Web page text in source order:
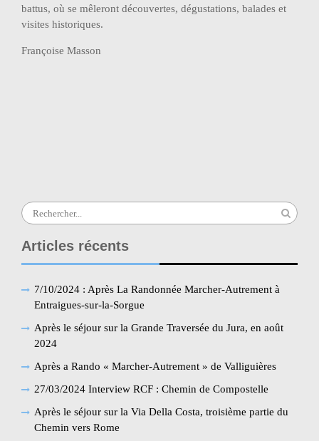
battus, où se mêleront découvertes, dégustations, balades et
visites historiques.
Françoise Masson
Search
for:
Articles récents
7/10/2024 : Après La Randonnée Marcher-Autrement à
Entraigues-sur-la-Sorgue
Après le séjour sur la Grande Traversée du Jura, en août
2024
Après a Rando « Marcher-Autrement » de Valliguières
27/03/2024 Interview RCF : Chemin de Compostelle
Après le séjour sur la Via Della Costa, troisième partie du
Chemin vers Rome